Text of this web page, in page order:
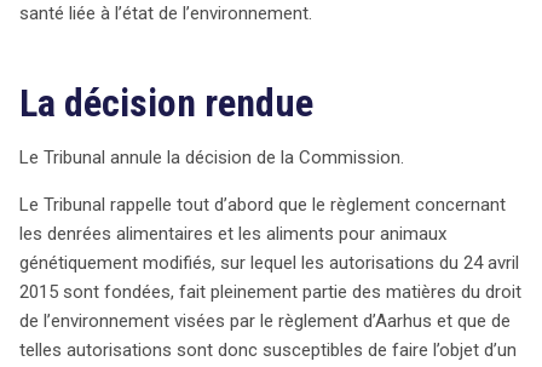
santé liée à l’état de l’environnement.
La décision rendue
Le Tribunal annule la décision de la Commission.
Le Tribunal rappelle tout d’abord que le règlement concernant
les denrées alimentaires et les aliments pour animaux
génétiquement modifiés, sur lequel les autorisations du 24 avril
2015 sont fondées, fait pleinement partie des matières du droit
de l’environnement visées par le règlement d’Aarhus et que de
telles autorisations sont donc susceptibles de faire l’objet d’un